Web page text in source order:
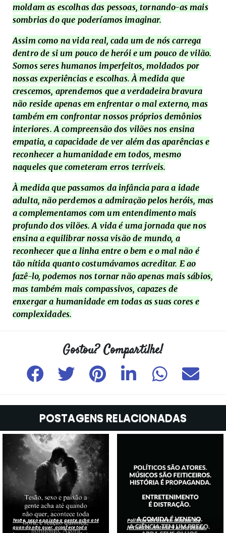
moldam as escolhas das pessoas, tornando-as mais
sombrias do que poderíamos imaginar.
Assim como na vida real, cada um de nós carrega
dentro de si um pouco de herói e um pouco de vilão.
Somos seres humanos imperfeitos, moldados por
nossas experiências e escolhas. À medida que
crescemos, aprendemos que a verdadeira bravura
não reside apenas em enfrentar o mal externo, mas
também em confrontar nossos próprios demônios
interiores. A compreensão dos vilões nos ensina
empatia, a capacidade de ver além das aparências e
reconhecer a humanidade em todos, mesmo
naqueles que cometeram erros terríveis.
À medida que passamos da infância para a idade
adulta, não perdemos a admiração pelos heróis, mas
a complementamos com um entendimento mais
profundo dos vilões. A vida é uma jornada que nos
ensina a equilibrar nossa visão de mundo, a
reconhecer que a linha entre o bem e o mal não é
tão nítida quanto costumávamos acreditar. E ao
fazê-lo, podemos nos tornar não apenas mais sábios,
mas também mais compassivos, capazes de
enxergar a humanidade em todas as suas cores e
complexidades.
POSTAGENS RELACIONADAS
Tesão, sexo e paixão a gente acha até
quando não quer, acontece toda
Políticos são atores. Músicos são
feiticeiros. História é propaganda.